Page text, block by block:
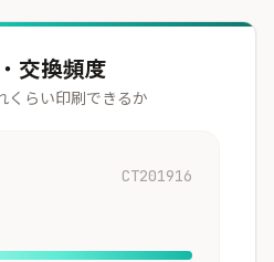
交換頻度
くらい印刷できるか
CT201916